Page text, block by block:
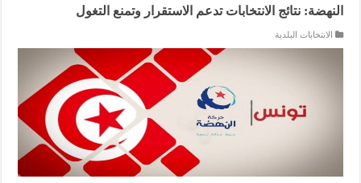
النهضة: نتائج الانتخابات تدعم الاستقرار وتمنع التغول
الانتخابات البلدية